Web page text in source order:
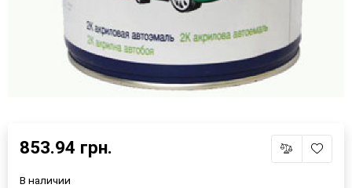
853.94 грн.
В наличии